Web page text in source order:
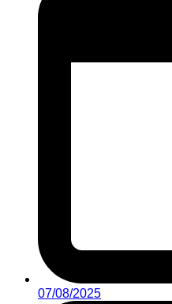
07/08/2025